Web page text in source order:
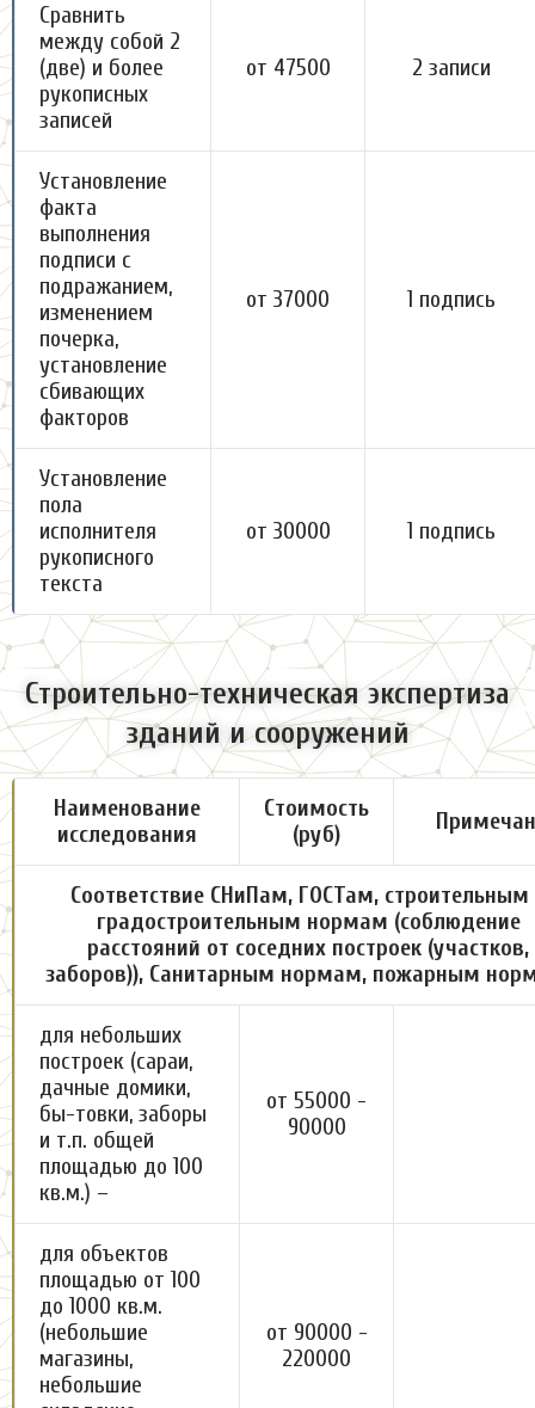
Сравнить
между собой 2
(две) и более
рукописных
записей
от 47500 2 записи
Установление
факта
выполнения
подписи с
подражанием,
изменением
почерка,
установление
сбивающих
факторов
от 37000 1 подпись
Установление
пола
исполнителя
рукописного
текста
от 30000 1 подпись
Строительно-техническая экспертиза
зданий и сооружений
Наименование
исследования
Стоимость
(руб)
Соответствие СНиПам, ГОСТам, строительным
градостроительным нормам (соблюдение
расстояний от соседних построек (участков,
заборов)), Санитарным нормам, пожарным
для небольших
построек (сараи,
дачные домики,
бы-товки, заборы
и т.п. общей
площадью до 100
кв.м.) –
от 55000 -
90000
для объектов
площадью от 100
до 1000 кв.м.
(небольшие
магазины,
небольшие
от 90000 -
220000